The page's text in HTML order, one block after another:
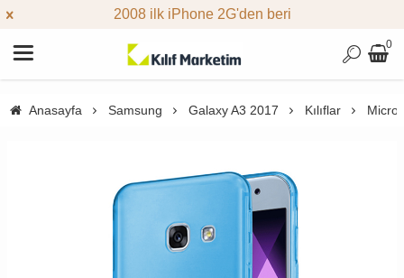
2008 ilk iPhone 2G'den beri
0
Anasayfa Samsung Galaxy A3 2017 Kılıflar